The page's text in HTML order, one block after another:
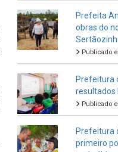
Prefeita
obras do
Publicado
Prefeitura
resultados
Publicado
Prefeitura
primeiro